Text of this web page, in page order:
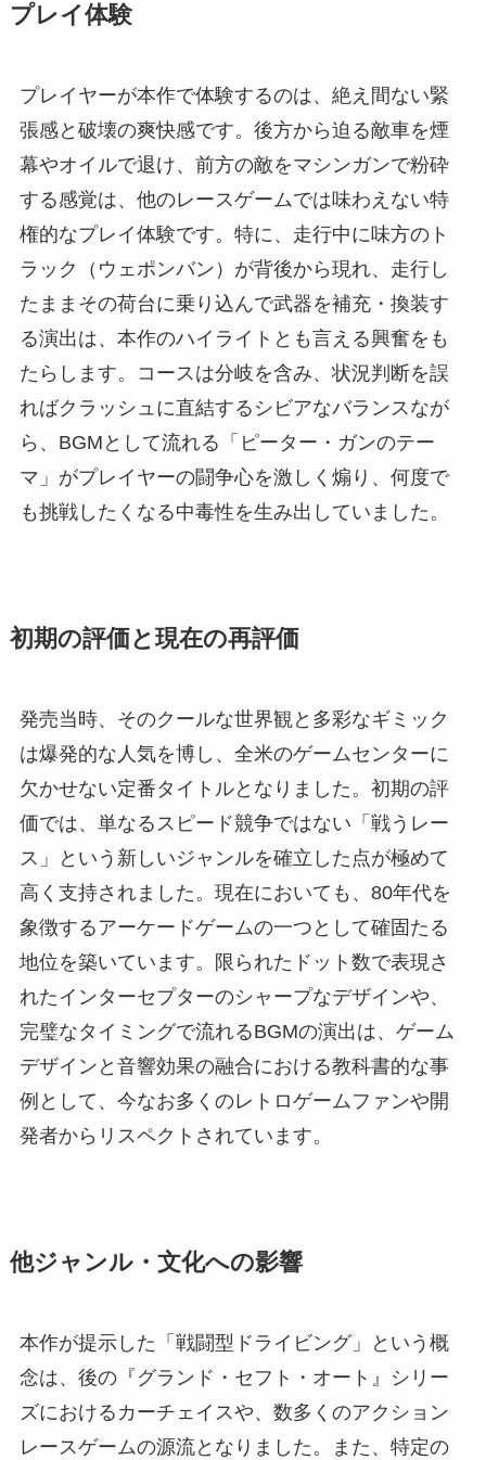
プレイ体験
プレイヤーが本作で体験するのは、絶え間ない緊
張感と破壊の爽快感です。後方から迫る敵車を煙
幕やオイルで退け、前方の敵をマシンガンで粉砕
する感覚は、他のレースゲームでは味わえない特
権的なプレイ体験です。特に、走行中に味方のト
ラック（ウェポンバン）が背後から現れ、走行し
たままその荷台に乗り込んで武器を補充・換装す
る演出は、本作のハイライトとも言える興奮をも
たらします。コースは分岐を含み、状況判断を誤
ればクラッシュに直結するシビアなバランスなが
ら、BGMとして流れる「ピーター・ガンのテー
マ」がプレイヤーの闘争心を激しく煽り、何度で
も挑戦したくなる中毒性を生み出していました。
初期の評価と現在の再評価
発売当時、そのクールな世界観と多彩なギミック
は爆発的な人気を博し、全米のゲームセンターに
欠かせない定番タイトルとなりました。初期の評
価では、単なるスピード競争ではない「戦うレー
ス」という新しいジャンルを確立した点が極めて
高く支持されました。現在においても、80年代を
象徴するアーケードゲームの一つとして確固たる
地位を築いています。限られたドット数で表現さ
れたインターセプターのシャープなデザインや、
完璧なタイミングで流れるBGMの演出は、ゲーム
デザインと音響効果の融合における教科書的な事
例として、今なお多くのレトロゲームファンや開
発者からリスペクトされています。
他ジャンル・文化への影響
本作が提示した「戦闘型ドライビング」という概
念は、後の『グランド・セフト・オート』シリー
ズにおけるカーチェイスや、数多くのアクション
レースゲームの源流となりました。また、特定の